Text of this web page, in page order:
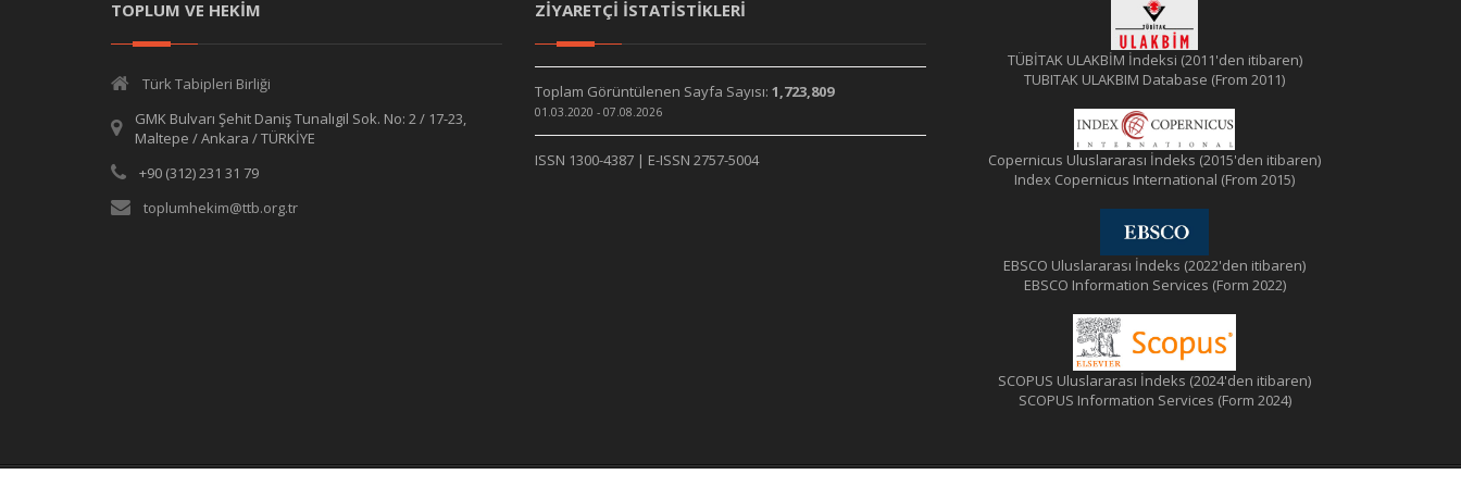
TOPLUM VE HEKİM
Türk Tabipleri Birliği
GMK Bulvarı Şehit Daniş Tunalıgil Sok. No: 2 / 17-23,
Maltepe / Ankara / TÜRKİYE
+90 (312) 231 31 79
toplumhekim@ttb.org.tr
ZİYARETÇİ İSTATİSTİKLERİ
Toplam Görüntülenen Sayfa Sayısı: 1,723,809
01.03.2020 - 07.08.2026
ISSN 1300-4387 | E-ISSN 2757-5004
TÜBİTAK ULAKBİM İndeksi (2011'den itibaren)
TUBITAK ULAKBIM Database (From 2011)
Copernicus Uluslararası İndeks (2015'den itibaren)
Index Copernicus International (From 2015)
EBSCO Uluslararası İndeks (2022'den itibaren)
EBSCO Information Services (Form 2022)
SCOPUS Uluslararası İndeks (2024'den itibaren)
SCOPUS Information Services (Form 2024)